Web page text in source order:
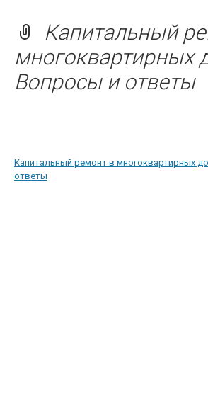
Капитальный
многоквартирных
Вопросы и ответы
Капитальный ремонт в многоквартирных
ответы